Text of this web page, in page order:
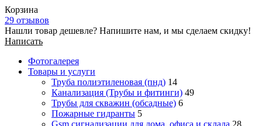
Корзина
29 отзывов
Нашли товар дешевле? Напишите нам, и мы сделаем скидку!
Написать
Фотогалерея
Товары и услуги
Труба полиэтиленовая (пнд) 14
Канализация (Трубы и фитинги) 49
Трубы для скважин (обсадные) 6
Пожарные гидранты 5
Gsm сигнализации для дома, офиса и склада 28